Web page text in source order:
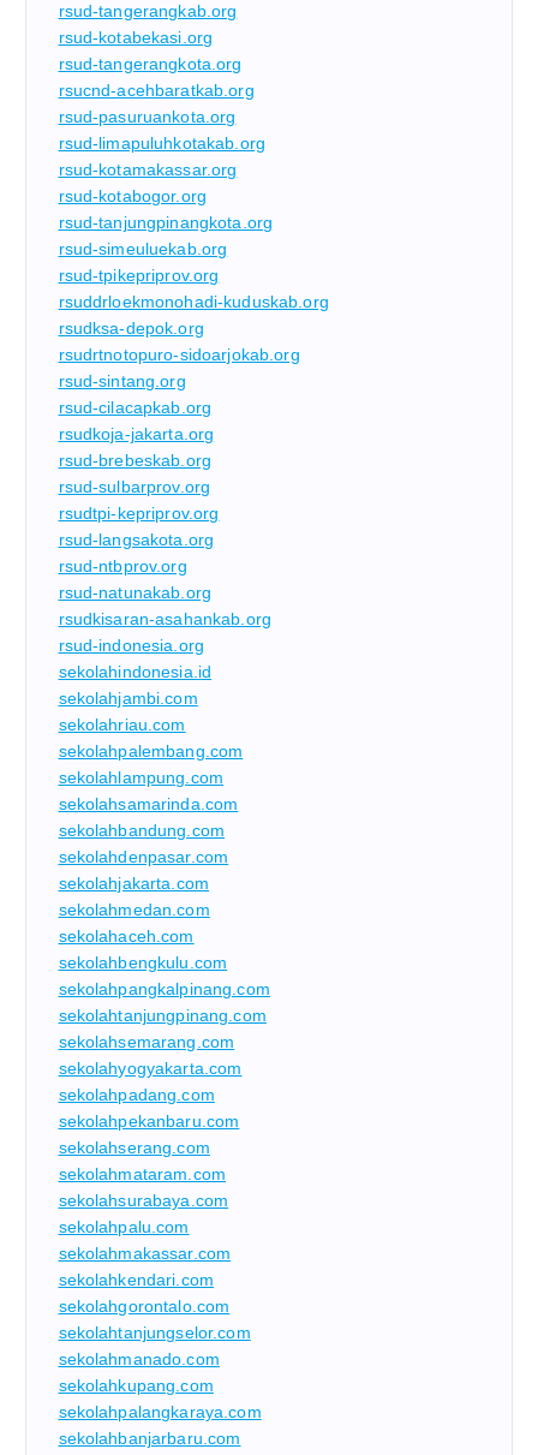
rsud-tangerangkab.org
rsud-kotabekasi.org
rsud-tangerangkota.org
rsucnd-acehbaratkab.org
rsud-pasuruankota.org
rsud-limapuluhkotakab.org
rsud-kotamakassar.org
rsud-kotabogor.org
rsud-tanjungpinangkota.org
rsud-simeuluekab.org
rsud-tpikepriprov.org
rsuddrloekmonohadi-kuduskab.org
rsudksa-depok.org
rsudrtnotopuro-sidoarjokab.org
rsud-sintang.org
rsud-cilacapkab.org
rsudkoja-jakarta.org
rsud-brebeskab.org
rsud-sulbarprov.org
rsudtpi-kepriprov.org
rsud-langsakota.org
rsud-ntbprov.org
rsud-natunakab.org
rsudkisaran-asahankab.org
rsud-indonesia.org
sekolahindonesia.id
sekolahjambi.com
sekolahriau.com
sekolahpalembang.com
sekolahlampung.com
sekolahsamarinda.com
sekolahbandung.com
sekolahdenpasar.com
sekolahjakarta.com
sekolahmedan.com
sekolahaceh.com
sekolahbengkulu.com
sekolahpangkalpinang.com
sekolahtanjungpinang.com
sekolahsemarang.com
sekolahyogyakarta.com
sekolahpadang.com
sekolahpekanbaru.com
sekolahserang.com
sekolahmataram.com
sekolahsurabaya.com
sekolahpalu.com
sekolahmakassar.com
sekolahkendari.com
sekolahgorontalo.com
sekolahtanjungselor.com
sekolahmanado.com
sekolahkupang.com
sekolahpalangkaraya.com
sekolahbanjarbaru.com